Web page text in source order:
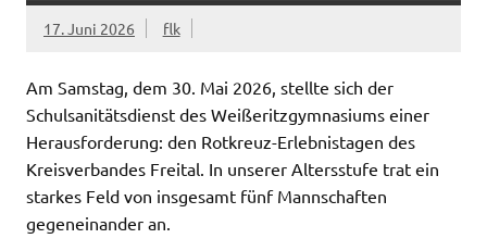
17. Juni 2026 flk
Am Samstag, dem 30. Mai 2026, stellte sich der
Schulsanitätsdienst des Weißeritzgymnasiums einer
Herausforderung: den Rotkreuz-Erlebnistagen des
Kreisverbandes Freital. In unserer Altersstufe trat ein
starkes Feld von insgesamt fünf Mannschaften
gegeneinander an.